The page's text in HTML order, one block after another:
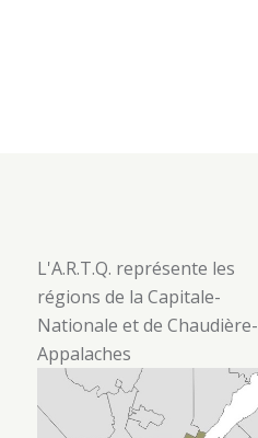
L'A.R.T.Q. représente les
régions de la Capitale-
Nationale et de Chaudière-
Appalaches